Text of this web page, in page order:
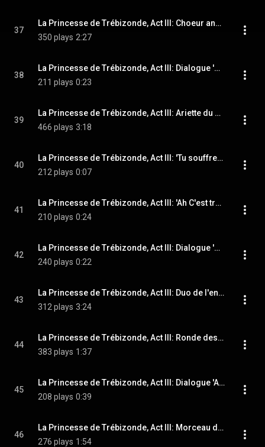
37
La Princesse de Trébizonde, Act III: Choeur and couplets 'Voila le prince Casimir' (Cabriolo, Chorus, Casimir, Sparadrap, Raphael)
350 plays 2:27
38
La Princesse de Trébizonde, Act III: Dialogue 'Vive le prince Casimir' (Sparadrap, Casimir)
211 plays 0:23
39
La Princesse de Trébizonde, Act III: Ariette du mal de dents 'D'où vient cette crise soudaine' (Casimir, Raphael, Zanetta, Regina, Paola, Tremolini, Sparadrap, Chorus)
466 plays 3:18
40
La Princesse de Trébizonde, Act III: 'Tu souffres donc beaucoup' (Zanetta, Raphael, Casimir, Chorus)
212 plays 0:07
41
La Princesse de Trébizonde, Act III: 'Ah C'est trop souffrir' (Chorus)
210 plays 0:24
42
La Princesse de Trébizonde, Act III: Dialogue 'Regina ! Ton pere' (Tremolini, Regina)
240 plays 0:22
43
La Princesse de Trébizonde, Act III: Duo de l'enlevement 'Moment fatal, helas' (Tremolini, Regina)
312 plays 3:24
44
La Princesse de Trébizonde, Act III: Ronde des pages 'Faisons notre ronde' (Les pages)
383 plays 1:37
45
La Princesse de Trébizonde, Act III: Dialogue 'Ah J'entends le craquement d'une chaussure' (Paola, Regina, Zanetta, Sparadrap, Tremolini, Raphael)
208 plays 0:39
46
La Princesse de Trébizonde, Act III: Morceau d'ensemble 'Nous voila Nous voila Nous voila' (Les pages, Sparadrap, Raphael, Zanetta, Tremolini)
276 plays 1:54